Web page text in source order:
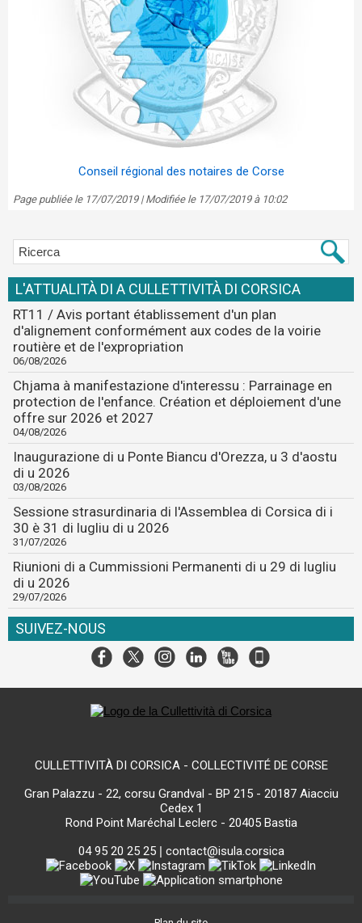
Conseil régional des notaires de Corse
Page publiée le 17/07/2019 | Modifiée le 17/07/2019 à 10:02
L'ATTUALITÀ DI A CULLETTIVITÀ DI CORSICA
RT11 / Avis portant établissement d'un plan
d'alignement conformément aux codes de la voirie
routière et de l'expropriation
06/08/2026
Chjama à manifestazione d'interessu : Parrainage en
protection de l'enfance. Création et déploiement d'une
offre sur 2026 et 2027
04/08/2026
Inaugurazione di u Ponte Biancu d'Orezza, u 3 d'aostu
di u 2026
03/08/2026
Sessione strasurdinaria di l'Assemblea di Corsica di i
30 è 31 di lugliu di u 2026
31/07/2026
Riunioni di a Cummissioni Permanenti di u 29 di lugliu
di u 2026
29/07/2026
SUIVEZ-NOUS
CULLETTIVITÀ DI CORSICA - COLLECTIVITÉ DE CORSE
Gran Palazzu - 22, corsu Grandval - BP 215 - 20187 Aiacciu
Cedex 1
Rond Point Maréchal Leclerc - 20405 Bastia
04 95 20 25 25| contact@isula.corsica